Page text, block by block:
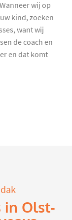
wij op
kind, zoeken
want wij
de coach en
en dat komt
in Olst-